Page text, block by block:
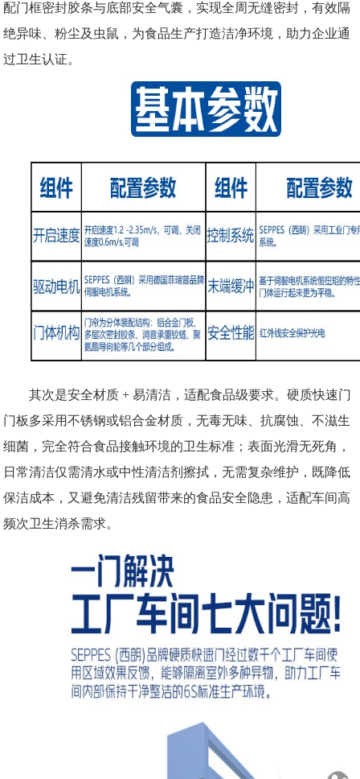
配门框密封胶条与底部安全气囊，实现全周无缝密封，有效隔
绝异味、粉尘及虫鼠，为食品生产打造洁净环境，助力企业通
过卫生认证。​
其次是安全材质 + 易清洁，适配食品级要求。硬质快速门
门板多采用不锈钢或铝合金材质，无毒无味、抗腐蚀、不滋生
细菌，完全符合食品接触环境的卫生标准；表面光滑无死角，
日常清洁仅需清水或中性清洁剂擦拭，无需复杂维护，既降低
保洁成本，又避免清洁残留带来的食品安全隐患，适配车间高
频次卫生消杀需求。​